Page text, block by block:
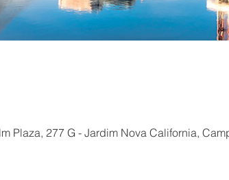
Plaza, 277 G - Jardim Nova California,